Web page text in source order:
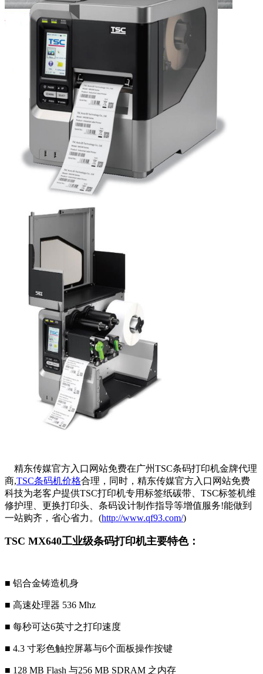
精东传媒官方入口网站免费在广州TSC条码打印机金牌代理
商,TSC条码机价格合理，同时，精东传媒官方入口网站免费
科技为老客户提供TSC打印机专用标签纸碳带、TSC标签机维
修护理、更换打印头、条码设计制作指导等增值服务!能做到
一站购齐，省心省力。(http://www.qf93.com/)
TSC MX640工业级条码打印机主要特色：
■ 铝合金铸造机身
■ 高速处理器 536 Mhz
■ 每秒可达6英寸之打印速度
■ 4.3 寸彩色触控屏幕与6个面板操作按键
■ 128 MB Flash 与256 MB SDRAM 之内存